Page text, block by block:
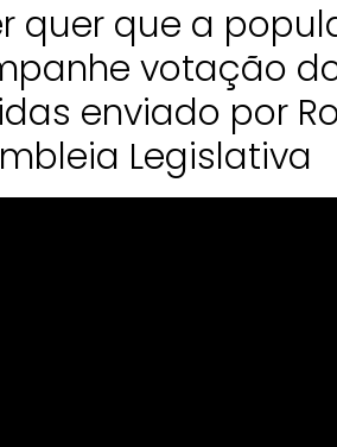
quer que a
votação
enviado por
Legislativa